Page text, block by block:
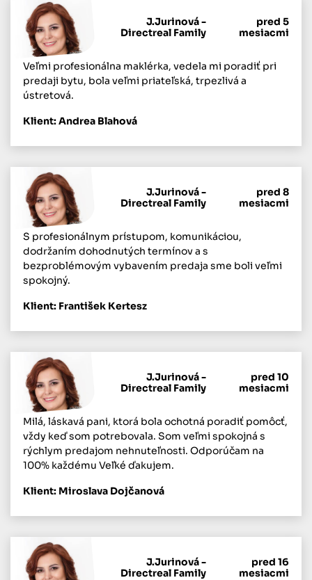
J.Jurinová -
Directreal Family
pred 5
mesiacmi
Veľmi profesionálna maklérka, vedela mi poradiť pri
predaji bytu, bola veľmi priateľská, trpezlivá a
ústretová.
Klient: Andrea Blahová
J.Jurinová -
Directreal Family
pred 8
mesiacmi
S profesionálnym prístupom, komunikáciou,
dodržaním dohodnutých termínov a s
bezproblémovým vybavením predaja sme boli veľmi
spokojný.
Klient: František Kertesz
J.Jurinová -
Directreal Family
pred 10
mesiacmi
Milá, láskavá pani, ktorá bola ochotná poradiť pomôcť,
vždy keď som potrebovala. Som veľmi spokojná s
rýchlym predajom nehnuteľnosti. Odporúčam na
100% každému Veľké ďakujem.
Klient: Miroslava Dojčanová
J.Jurinová -
Directreal Family
pred 16
mesiacmi